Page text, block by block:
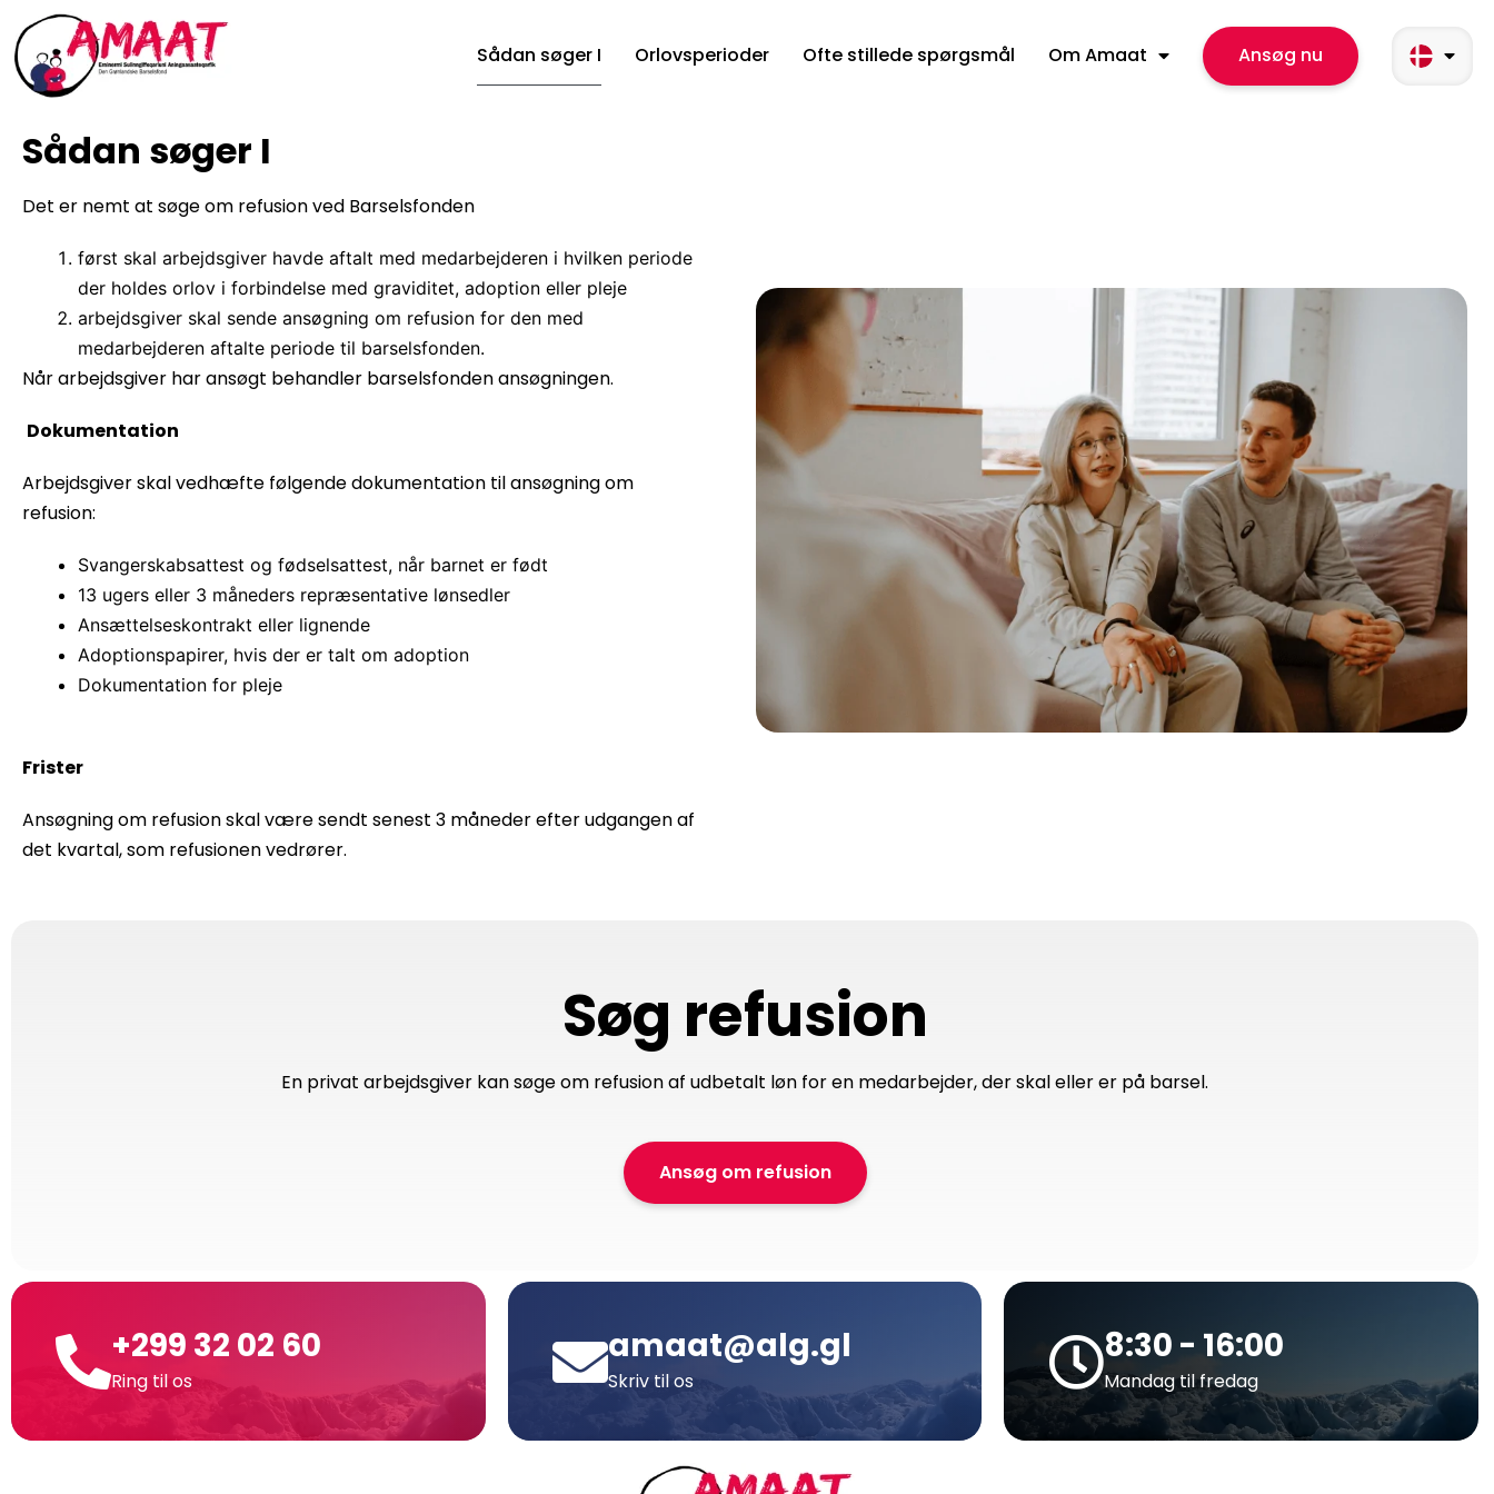
Sådan søger I Orlovsperioder Ofte stillede spørgsmål Om Amaat Ansøg nu
Sådan søger I
Det er nemt at søge om refusion ved Barselsfonden
først skal arbejdsgiver havde aftalt med medarbejderen i hvilken periode
der holdes orlov i forbindelse med graviditet, adoption eller pleje
arbejdsgiver skal sende ansøgning om refusion for den med
medarbejderen aftalte periode til barselsfonden.
Når arbejdsgiver har ansøgt behandler barselsfonden ansøgningen.
Dokumentation
Arbejdsgiver skal vedhæfte følgende dokumentation til ansøgning om
refusion:
Svangerskabsattest og fødselsattest, når barnet er født
13 ugers eller 3 måneders repræsentative lønsedler
Ansættelseskontrakt eller lignende
Adoptionspapirer, hvis der er talt om adoption
Dokumentation for pleje
Frister
Ansøgning om refusion skal være sendt senest 3 måneder efter udgangen af
det kvartal, som refusionen vedrører.
Søg refusion
En privat arbejdsgiver kan søge om refusion af udbetalt løn for en medarbejder, der skal eller er på barsel.
Ansøg om refusion
+299 32 02 60
Ring til os
amaat@alg.gl
Skriv til os
8:30 - 16:00
Mandag til fredag